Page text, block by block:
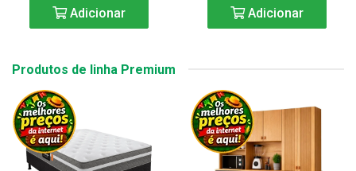
Adicionar Adicionar
Produtos de linha Premium